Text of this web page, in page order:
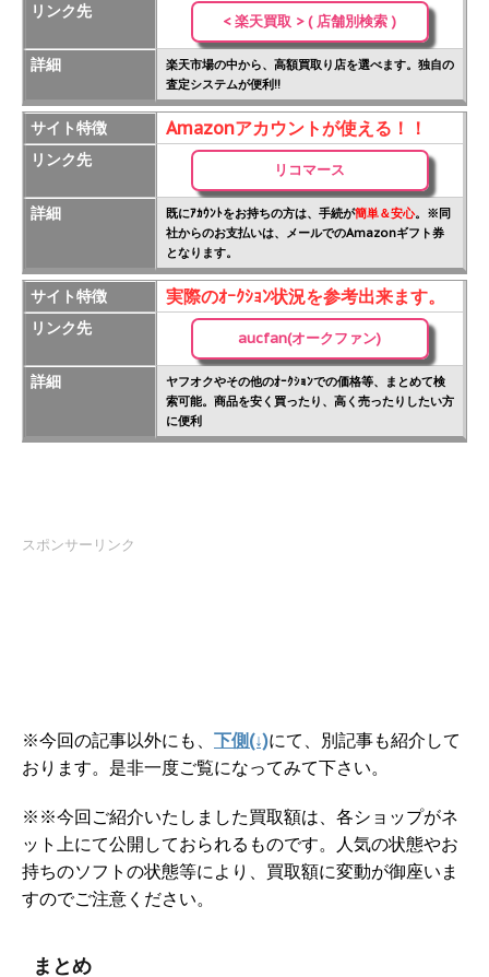
リンク先
< 楽天買取 > ( 店舗別検索 )
詳細
楽天市場の中から、高額買取り店を選べます。独自の
査定システムが便利!!
サイト特徴 Amazonアカウントが使える！！
リンク先
リコマース
詳細 既にｱｶｳﾝﾄをお持ちの方は、手続が簡単＆安心。※同
社からのお支払いは、メールでのAmazonギフト券
となります。
サイト特徴 実際のｵｰｸｼｮﾝ状況を参考出来ます。
リンク先
aucfan(オークファン)
詳細
ヤフオクやその他のｵｰｸｼｮﾝでの価格等、まとめて検
索可能。商品を安く買ったり、高く売ったりしたい方
に便利
スポンサーリンク
※今回の記事以外にも、 下側(↓)にて、別記事も紹介して
おります。是非一度ご覧になってみて下さい。
※※今回ご紹介いたしました買取額は、各ショップがネ
ット上にて公開しておられるものです。人気の状態やお
持ちのソフトの状態等により、買取額に変動が御座いま
すのでご注意ください。
まとめ